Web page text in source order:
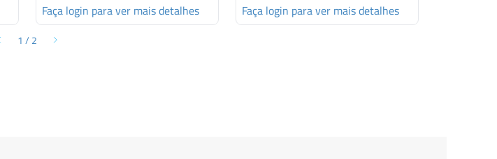
Faça login para ver mais detalhes Faça login para ver mais detalhes
1 /2